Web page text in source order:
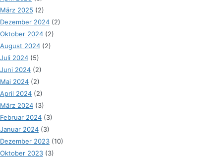
März 2025 (2)
Dezember 2024 (2)
Oktober 2024 (2)
August 2024 (2)
Juli 2024 (5)
Juni 2024 (2)
Mai 2024 (2)
April 2024 (2)
März 2024 (3)
Februar 2024 (3)
Januar 2024 (3)
Dezember 2023 (10)
Oktober 2023 (3)